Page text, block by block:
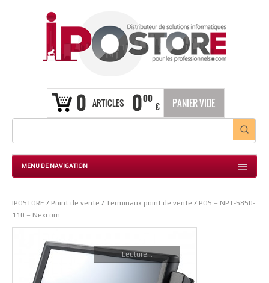
0 ARTICLES 000
€ PANIER VIDE
MENU DE NAVIGATION
IPOSTORE / Point de vente / Terminaux point de vente / POS – NPT-5850-
110 – Nexcom
Lecture...